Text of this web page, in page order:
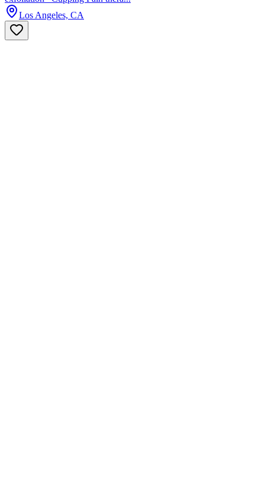
Los Angeles, CA